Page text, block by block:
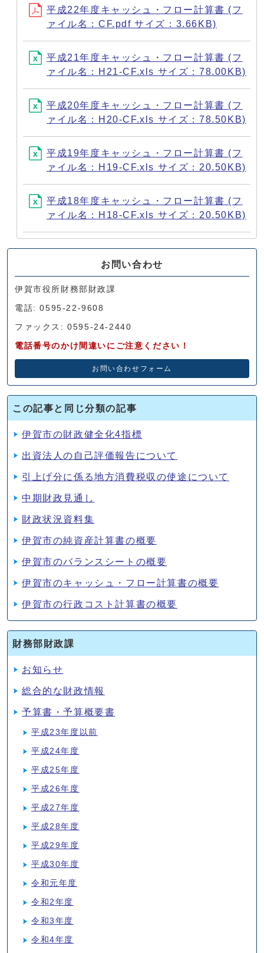
平成22年度キャッシュ・フロー計算書 (フ
ァイル名：CF.pdf サイズ：3.66KB)
平成21年度キャッシュ・フロー計算書 (フ
ァイル名：H21-CF.xls サイズ：78.00KB)
平成20年度キャッシュ・フロー計算書 (フ
ァイル名：H20-CF.xls サイズ：78.50KB)
平成19年度キャッシュ・フロー計算書 (フ
ァイル名：H19-CF.xls サイズ：20.50KB)
平成18年度キャッシュ・フロー計算書 (フ
ァイル名：H18-CF.xls サイズ：20.50KB)
お問い合わせ
伊賀市役所財務部財政課
電話: 0595-22-9608
ファックス: 0595-24-2440
電話番号のかけ間違いにご注意ください！
お問い合わせフォーム
この記事と同じ分類の記事
伊賀市の財政健全化4指標
出資法人の自己評価報告について
引上げ分に係る地方消費税収の使途について
中期財政見通し
財政状況資料集
伊賀市の純資産計算書の概要
伊賀市のバランスシートの概要
伊賀市のキャッシュ・フロー計算書の概要
伊賀市の行政コスト計算書の概要
財務部財政課
お知らせ
総合的な財政情報
予算書・予算概要書
平成23年度以前
平成24年度
平成25年度
平成26年度
平成27年度
平成28年度
平成29年度
平成30年度
令和元年度
令和2年度
令和3年度
令和4年度